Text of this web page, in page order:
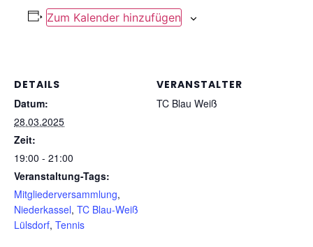
Zum Kalender hinzufügen
DETAILS
Datum:
28.03.2025
Zeit:
19:00 - 21:00
Veranstaltung-Tags:
Mitgliederversammlung,
Niederkassel, TC Blau-Weiß
Lülsdorf, Tennis
VERANSTALTER
TC Blau Weiß